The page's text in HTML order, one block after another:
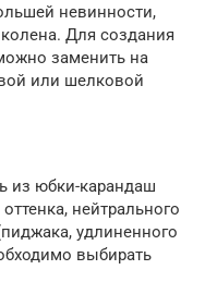
невинности,
Для создания
заменить на
или шелковой
из юбки-карандаш
нейтрального
удлиненного
выбирать